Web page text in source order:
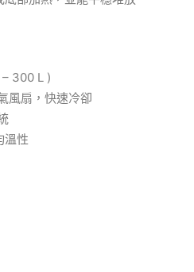
300 L )
風扇，快速冷卻
溫性